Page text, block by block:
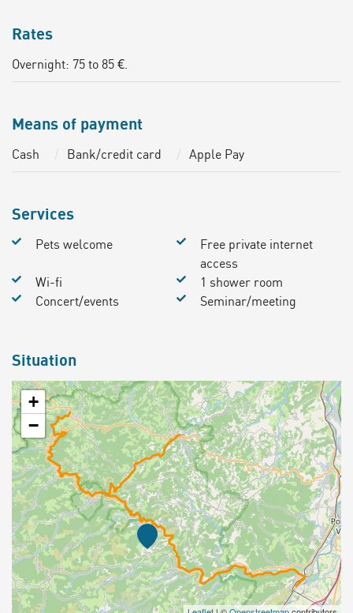
Rates
Overnight: 75 to 85 €.
Means of payment
Cash Bank/credit card Apple Pay
Services
Pets welcome
Free private internet
access
Wi-fi
1 shower room
Concert/events
Seminar/meeting
Situation
+
−